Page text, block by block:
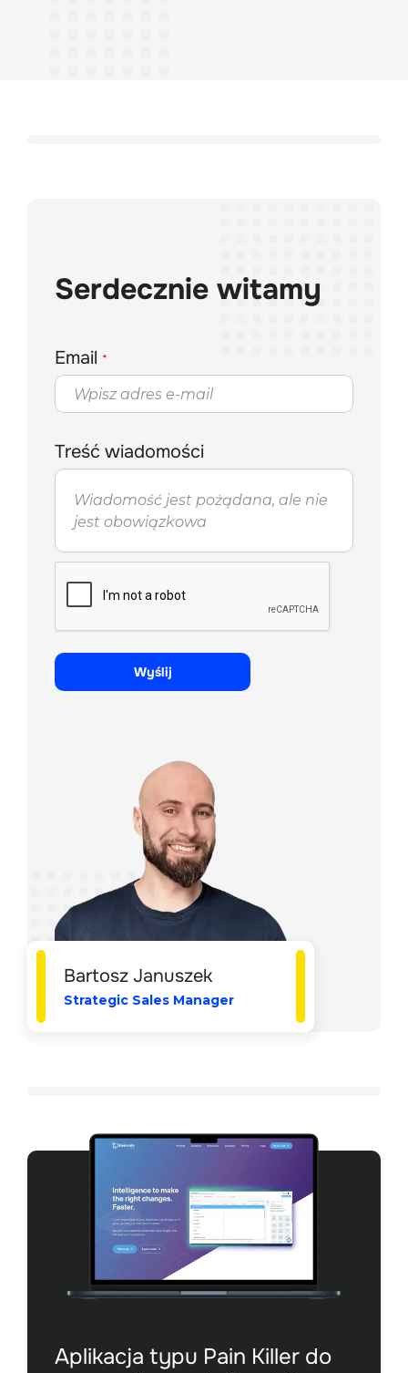
Serdecznie witamy
Email *
Treść wiadomości
Wyślij
Bartosz Januszek
Strategic Sales Manager
Aplikacja typu Pain Killer do